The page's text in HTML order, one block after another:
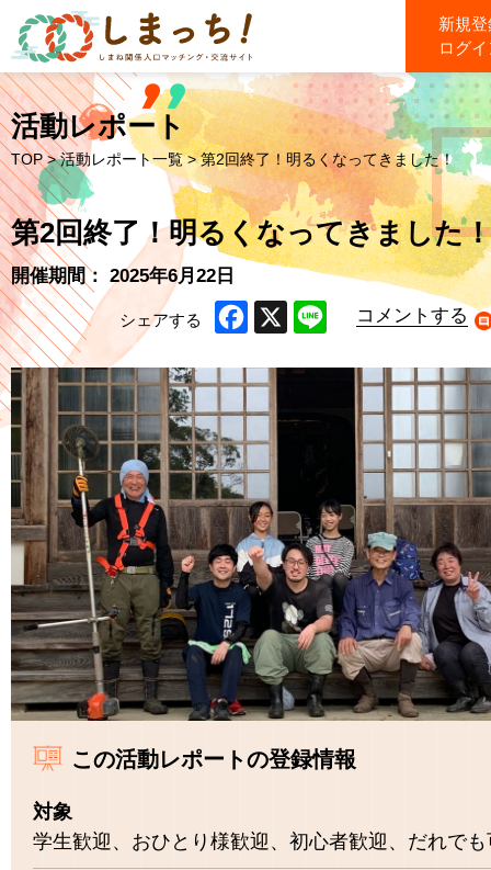
新規
ログ
活動レポート
TOP >活動レポート一覧> 第2回終了！明るくなってきました！
第2回終了！明るくなってきました！
開催期間： 2025年6月22日
シェアする
コメントする
この活動レポートの登録情報
対象
学生歓迎、おひとり様歓迎、初心者歓迎、だれでも